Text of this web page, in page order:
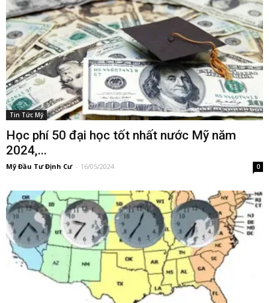
Tin Tức Mỹ
Học phí 50 đại học tốt nhất nước Mỹ năm
2024,...
Mỹ Đầu Tư Định Cư - 16/05/2024 0